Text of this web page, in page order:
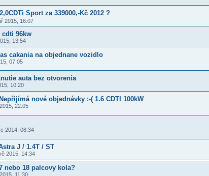
Sport za 339000,-Kč 2012 ?
2015, 16:07
cdti 96kw
13:54
cakania na objednane vozidlo
07:05
auta bez otvorenia
10:20
nové objednávky :-( 1.6 CDTI 100kW
22:05
2014, 08:34
J / 1.4T / ST
2015, 14:34
nebo 18 palcovy kola?
11:30